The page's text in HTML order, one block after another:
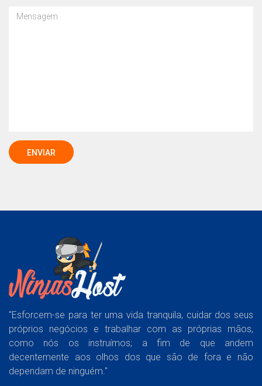
ENVIAR
"Esforcem-se para ter uma vida tranquila, cuidar dos seus
próprios negócios e trabalhar com as próprias mãos,
como nós os instruímos; a fim de que andem
decentemente aos olhos dos que são de fora e não
dependam de ninguém."